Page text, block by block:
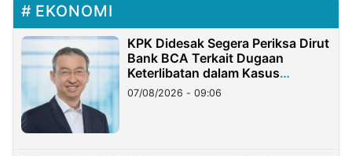
EKONOMI
KPK Didesak Segera Periksa Dirut
Bank BCA Terkait Dugaan
Keterlibatan dalam Kasus
Hilangnya Dana Nasabah Rp2,58
Miliar
07/08/2026 - 09:06